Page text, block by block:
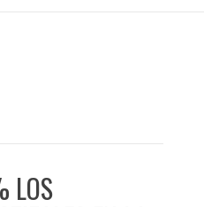
LOS